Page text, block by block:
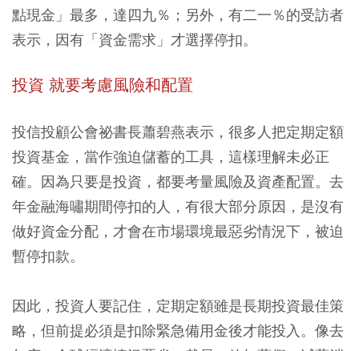
點現金」最多，達四九％；另外，有二一％的受訪者
表示，因有「資金需求」才選擇停扣。
投資 就要考慮風險和配置
投信投顧公會祕書長蕭碧燕表示，很多人把定期定額
投資基金，當作強迫儲蓄的工具，這樣理解未必正
確。因為只要是投資，都要考量風險及資產配置。去
年金融海嘯期間停扣的人，有很大部分原因，是沒有
做好資金分配，才會在市場環境最惡劣情況下，被迫
暫停扣款。
因此，投資人要記住，定期定額雖是長期投資最佳策
略，但前提必須是扣除緊急備用金後才能投入。像去